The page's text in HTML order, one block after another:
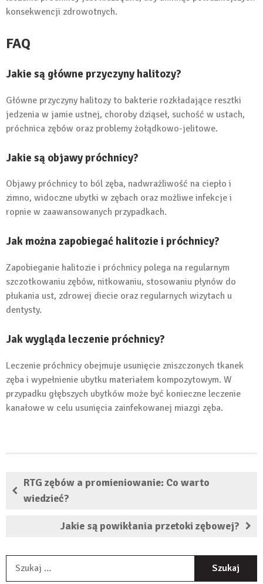
konsekwencji zdrowotnych.
FAQ
Jakie są główne przyczyny halitozy?
Główne przyczyny halitozy to bakterie rozkładające resztki
jedzenia w jamie ustnej, choroby dziąseł, suchość w ustach,
próchnica zębów oraz problemy żołądkowo-jelitowe.
Jakie są objawy próchnicy?
Objawy próchnicy to ból zęba, nadwrażliwość na ciepło i
zimno, widoczne ubytki w zębach oraz możliwe infekcje i
ropnie w zaawansowanych przypadkach.
Jak można zapobiegać halitozie i próchnicy?
Zapobieganie halitozie i próchnicy polega na regularnym
szczotkowaniu zębów, nitkowaniu, stosowaniu płynów do
płukania ust, zdrowej diecie oraz regularnych wizytach u
dentysty.
Jak wygląda leczenie próchnicy?
Leczenie próchnicy obejmuje usunięcie zniszczonych tkanek
zęba i wypełnienie ubytku materiałem kompozytowym. W
przypadku głębszych ubytków może być konieczne leczenie
kanałowe w celu usunięcia zainfekowanej miazgi zęba.
RTG zębów a promieniowanie: Co warto
wiedzieć?
Jakie są powikłania przetoki zębowej?